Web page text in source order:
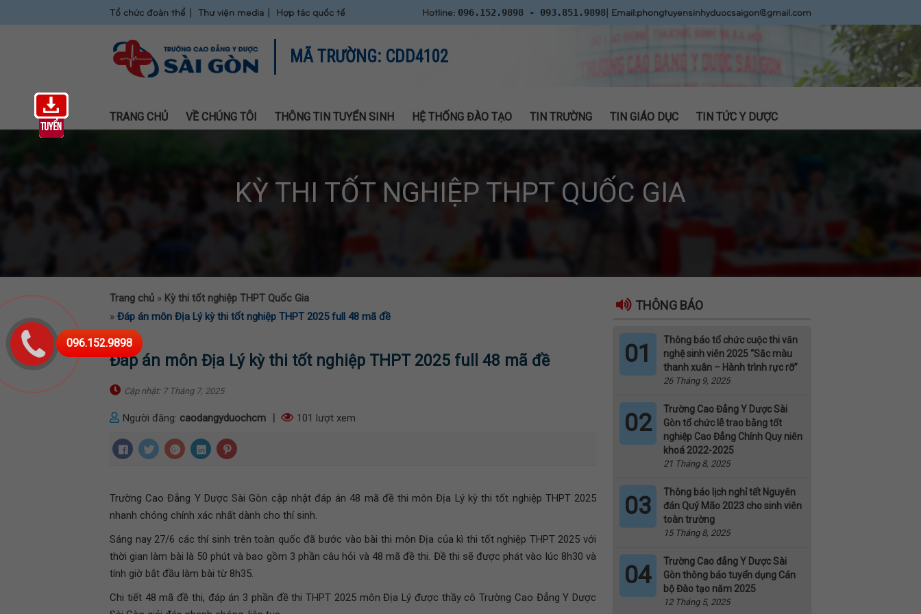
Tổ chức đoàn thể Thư viện media Hợp tác quốc tế Hotline: 096.152.9898 - 093.851.9898| Email:phongtuyensinhyduocsaigon@gmail.com
MÃ TRƯỜNG: CDD4102
TRANG CHỦ VỀ CHÚNG TÔI THÔNG TIN TUYỂN SINH HỆ THỐNG ĐÀO TẠO TIN TRƯỜNG TIN GIÁO DỤC TIN TỨC Y DƯỢC
096.152.9898
KỲ THI TỐT NGHIỆP THPT QUỐC GIA
Trang chủ » Kỳ thi tốt nghiệp THPT Quốc Gia
» Đáp án môn Địa Lý kỳ thi tốt nghiệp THPT 2025 full 48 mã đề
Đáp án môn Địa Lý kỳ thi tốt nghiệp THPT 2025 full 48 mã đề
Cập nhật: 7 Tháng 7, 2025
Người đăng: caodangyduochcm 101 lượt xem
Trường Cao Đẳng Y Dược Sài Gòn cập nhật đáp án 48 mã đề thi môn Địa Lý kỳ thi tốt nghiệp THPT 2025
nhanh chóng chính xác nhất dành cho thí sinh.
Sáng nay 27/6 các thí sinh trên toàn quốc đã bước vào bài thi môn Địa của kì thi tốt nghiệp THPT 2025 với
thời gian làm bài là 50 phút và bao gồm 3 phần câu hỏi và 48 mã đề thi. Đề thi sẽ được phát vào lúc 8h30 và
tính giờ bắt đầu làm bài từ 8h35.
Chi tiết 48 mã đề thi, đáp án 3 phần đề thi THPT 2025 môn Địa Lý được thầy cô Trường Cao Đẳng Y Dược
THÔNG BÁO
01
Thông báo tổ chức cuộc thi văn
nghệ sinh viên 2025 “Sắc màu
thanh xuân – Hành trình rực rỡ”
26 Tháng 9, 2025
02
Trường Cao Đẳng Y Dược Sài
Gòn tổ chức lễ trao bằng tốt
nghiệp Cao Đẳng Chính Quy niên
khoá 2022-2025
21 Tháng 8, 2025
03
Thông báo lịch nghỉ tết Nguyên
đán Quý Mão 2023 cho sinh viên
toàn trường
15 Tháng 8, 2025
04
Trường Cao đẳng Y Dược Sài
Gòn thông báo tuyển dụng Cán
bộ Đào tạo năm 2025
12 Tháng 5, 2025